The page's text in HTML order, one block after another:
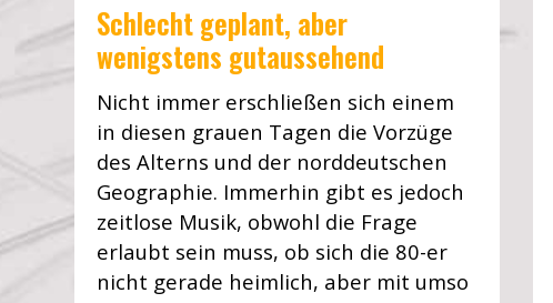
Schlecht geplant, aber
wenigstens gutaussehend
Nicht immer erschließen sich einem
in diesen grauen Tagen die Vorzüge
des Alterns und der norddeutschen
Geographie. Immerhin gibt es jedoch
zeitlose Musik, obwohl die Frage
erlaubt sein muss, ob sich die 80-er
nicht gerade heimlich, aber mit umso